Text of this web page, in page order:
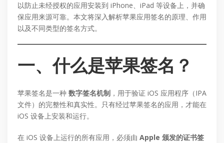
以防止未经授权的应用安装到 iPhone、iPad 等设备上，并确
保应用来源可靠。本文将深入解析苹果应用签名的原理、作用
以及不同类型的签名方式。
一、什么是苹果签名？
苹果签名是一种 数字签名机制 ，用于验证 iOS 应用程序（IPA
文件）的完整性和真实性。只有经过苹果签名的应用，才能在
iOS 设备上安装和运行。
在 iOS 设备上运行的所有应用，必须由 Apple 颁发的证书签